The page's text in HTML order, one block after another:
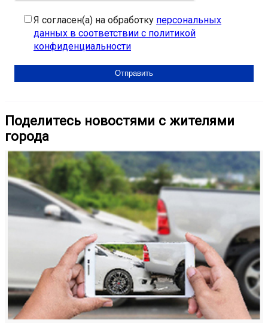
Я согласен(а) на обработку персональных
данных в соответствии с политикой
конфиденциальности
Поделитесь новостями с жителями
города